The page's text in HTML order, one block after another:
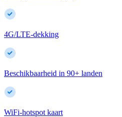
4G/LTE-dekking
Beschikbaarheid in 90+ landen
WiFi-hotspot kaart